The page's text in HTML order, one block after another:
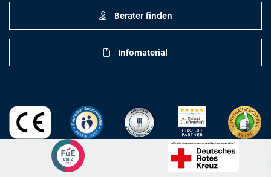
Berater finden
Infomaterial